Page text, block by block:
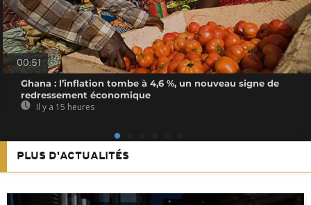
00:51
Ghana : l’inflation tombe à 4,6 %, un nouveau signe de
redressement économique
Il y a 15 heures
PLUS D'ACTUALITÉS